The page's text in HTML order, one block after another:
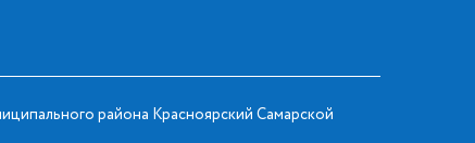
района Красноярский Самарской